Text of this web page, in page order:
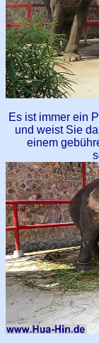
Es ist immer ein
und weist Sie
einem